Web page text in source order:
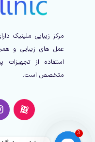
مرکز زیبایی ملینیک
عمل های زیبایی و
استفاده از
متخصص است.
3